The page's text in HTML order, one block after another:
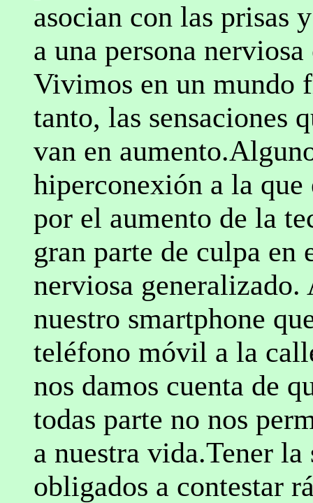
asocian con las prisas
a una persona
Vivimos en un mundo
tanto, las sensaciones
van en
hiperconexión a la que
por el aumento de la
gran parte de culpa en
nerviosa generalizado.
nuestro smartphone
teléfono móvil a la
nos damos cuenta de
todas parte no nos
a nuestra vida.Tener la
obligados a contestar